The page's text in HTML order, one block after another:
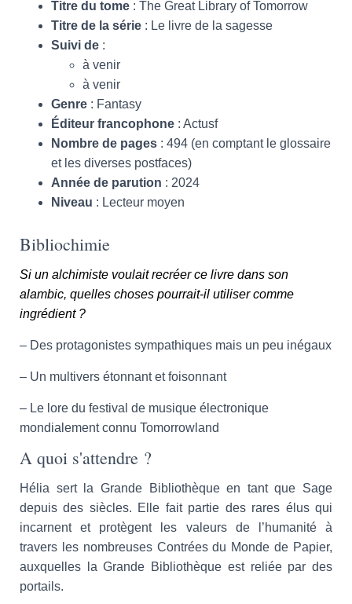
Titre du tome : The Great Library of Tomorrow
Titre de la série : Le livre de la sagesse
Suivi de :
à venir
à venir
Genre : Fantasy
Éditeur francophone : Actusf
Nombre de pages : 494 (en comptant le glossaire
et les diverses postfaces)
Année de parution : 2024
Niveau : Lecteur moyen
Bibliochimie
Si un alchimiste voulait recréer ce livre dans son
alambic, quelles choses pourrait-il utiliser comme
ingrédient ?
– Des protagonistes sympathiques mais un peu inégaux
– Un multivers étonnant et foisonnant
– Le lore du festival de musique électronique
mondialement connu Tomorrowland
A quoi s'attendre ?
Hélia sert la Grande Bibliothèque en tant que Sage
depuis des siècles. Elle fait partie des rares élus qui
incarnent et protègent les valeurs de l’humanité à
travers les nombreuses Contrées du Monde de Papier,
auxquelles la Grande Bibliothèque est reliée par des
portails.